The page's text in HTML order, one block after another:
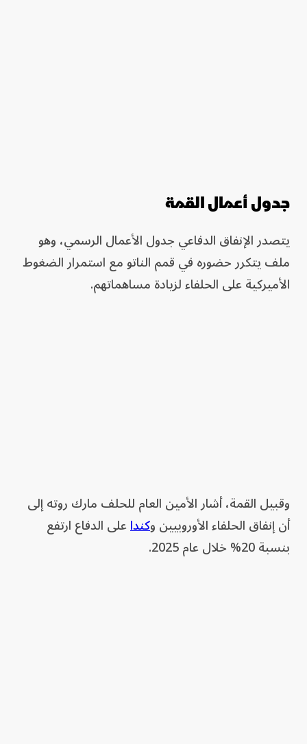
جدول أعمال القمة
يتصدر الإنفاق الدفاعي جدول الأعمال الرسمي، وهو
ملف يتكرر حضوره في قمم الناتو مع استمرار الضغوط
الأميركية على الحلفاء لزيادة مساهماتهم.
وقبيل القمة، أشار الأمين العام للحلف مارك روته إلى
أن إنفاق الحلفاء الأوروبيين وكنداعلى الدفاع ارتفع
بنسبة 20% خلال عام 2025.